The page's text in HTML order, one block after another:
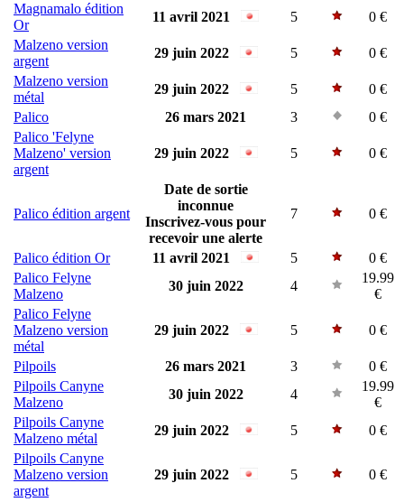
Magnamalo édition
Or
11 avril 2021 5
0 €
Malzeno version
argent
29 juin 2022 5
0 €
Malzeno version
métal
29 juin 2022 5
0 €
Palico
26 mars 2021 3
0 €
Palico 'Felyne
Malzeno' version
argent
29 juin 2022 5 0 €
Palico édition argent
Date de sortie
inconnue
Inscrivez-vous pour
recevoir une alerte
7 0 €
Palico édition Or 11 avril 2021 5
0 €
Palico Felyne
Malzeno
30 juin 2022 4
19.99
€
Palico Felyne
Malzeno version
métal
29 juin 2022 5 0 €
Pilpoils 26 mars 2021 3
0 €
Pilpoils Canyne
Malzeno
30 juin 2022 4
19.99
€
Pilpoils Canyne
Malzeno métal
29 juin 2022 5
0 €
Pilpoils Canyne
Malzeno version
argent
29 juin 2022 5 0 €